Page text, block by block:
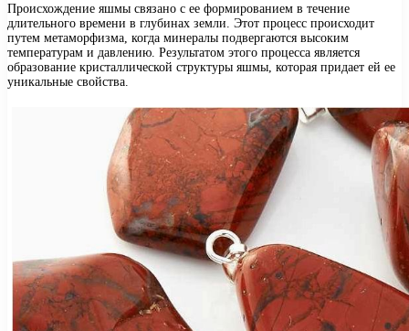
Происхождение яшмы связано с ее формированием в течение
длительного времени в глубинах земли. Этот процесс происходит
путем метаморфизма, когда минералы подвергаются высоким
температурам и давлению. Результатом этого процесса является
образование кристаллической структуры яшмы, которая придает ей ее
уникальные свойства.